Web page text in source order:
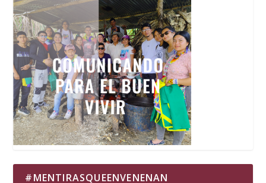
#MENTIRASQUEENVENENAN